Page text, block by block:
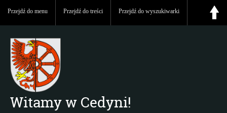
Przejdź do menu Przejdź do treści Przejdź do wyszukiwarki
Witamy w Cedyni!